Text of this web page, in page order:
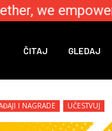
we
ČITAJ GLEDAJ
I NAGRADE UČESTVUJ